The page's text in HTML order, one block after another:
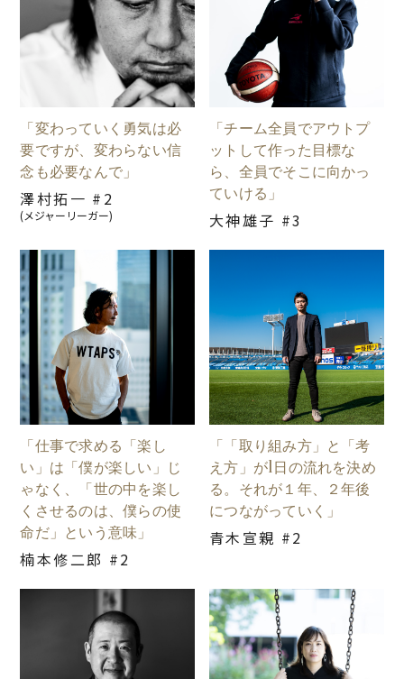
「変わっていく勇気は必
要ですが、変わらない信
念も必要なんで」
澤村拓一 #2
(メジャーリーガー)
「チーム全員でアウトプ
ットして作った目標な
ら、全員でそこに向かっ
ていける」
大神雄子 #3
「仕事で求める「楽し
い」は「僕が楽しい」じ
ゃなく、「世の中を楽し
くさせるのは、僕らの使
命だ」という意味」
楠本修二郎 #2
「「取り組み方」と「考
え方」が1日の流れを決め
る。それが１年、２年後
につながっていく」
青木宣親 #2